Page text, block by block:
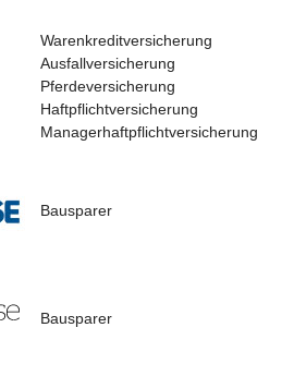
Warenkreditversicherung
Ausfallversicherung
Pferdeversicherung
Haftpflichtversicherung
Managerhaftpflichtversicherung
Bausparer
Bausparer